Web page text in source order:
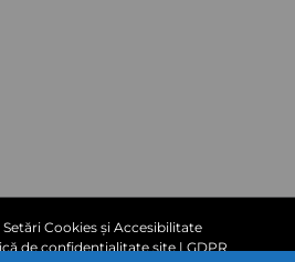
Setări Cookies și Accesibilitate
de confidențialitate site|GDPR